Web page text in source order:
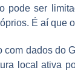
pode ser
É aí que
com dados do
local ativa